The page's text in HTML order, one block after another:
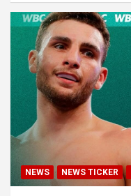
NEWS NEWS TICKER